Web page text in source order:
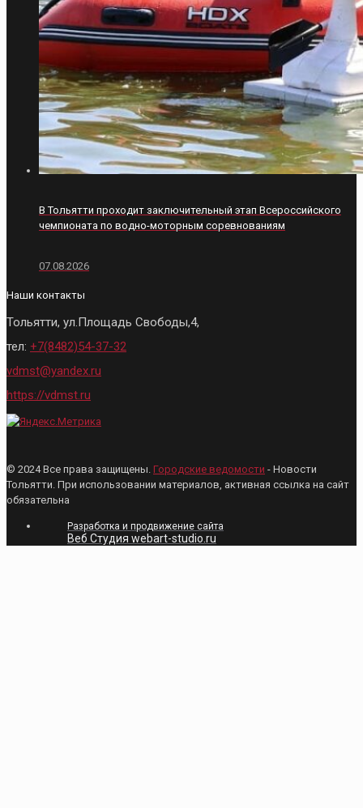
В Тольятти проходит заключительный этап Всероссийского
чемпионата по водно-моторным соревнованиям
07.08.2026
Наши контакты
Тольятти, ул.Площадь Свободы,4,
тел: +7(8482)54-37-32
vdmst@yandex.ru
https://vdmst.ru
© 2024 Все права защищены. Городские ведомости - Новости
Тольятти. При использовании материалов, активная ссылка на сайт
обязательна
Разработка и продвижение сайта
Веб Студия webart-studio.ru